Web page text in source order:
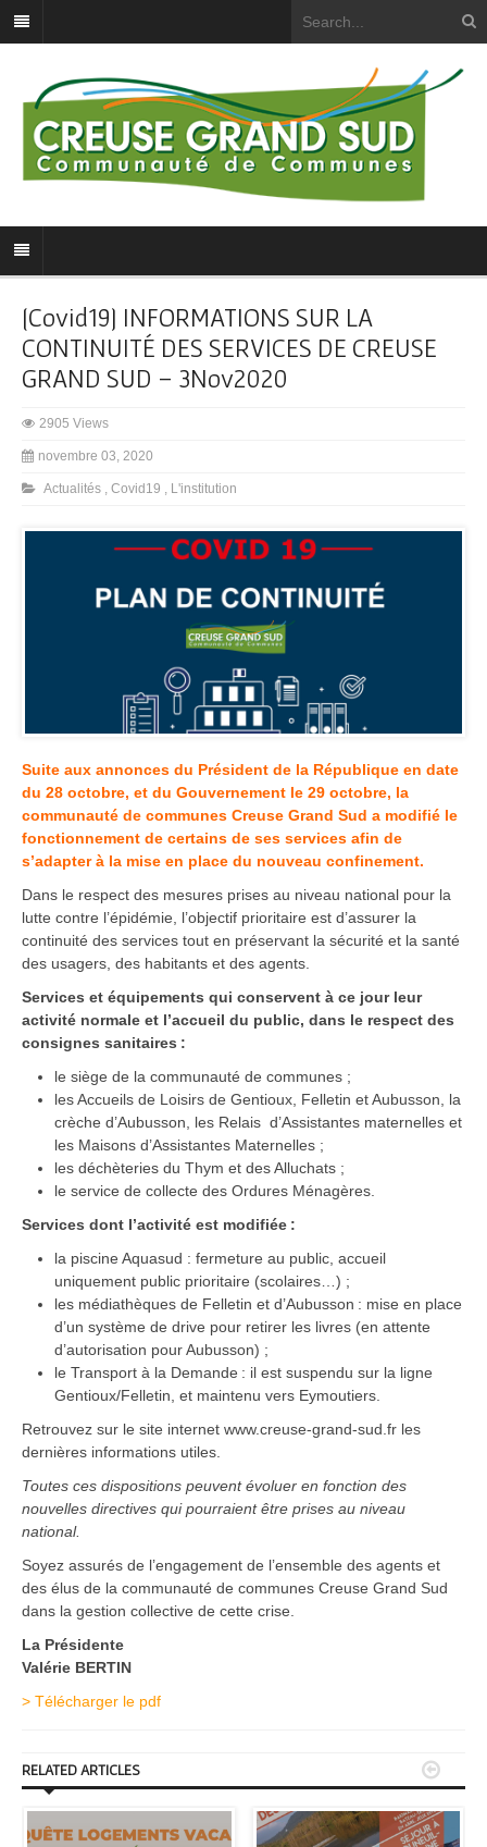
[Covid19] INFORMATIONS SUR LA
CONTINUITÉ DES SERVICES DE CREUSE
GRAND SUD – 3Nov2020
2905 Views
novembre 03, 2020
Actualités , Covid19 , L'institution
Suite aux annonces du Président de la République en date
du 28 octobre, et du Gouvernement le 29 octobre, la
communauté de communes Creuse Grand Sud a modifié le
fonctionnement de certains de ses services afin de
s’adapter à la mise en place du nouveau confinement.
Dans le respect des mesures prises au niveau national pour la
lutte contre l’épidémie, l’objectif prioritaire est d’assurer la
continuité des services tout en préservant la sécurité et la santé
des usagers, des habitants et des agents.
Services et équipements qui conservent à ce jour leur
activité normale et l’accueil du public, dans le respect des
consignes sanitaires :
le siège de la communauté de communes ;
les Accueils de Loisirs de Gentioux, Felletin et Aubusson, la
crèche d’Aubusson, les Relais d’Assistantes maternelles et
les Maisons d’Assistantes Maternelles ;
les déchèteries du Thym et des Alluchats ;
le service de collecte des Ordures Ménagères.
Services dont l’activité est modifiée :
la piscine Aquasud : fermeture au public, accueil
uniquement public prioritaire (scolaires…) ;
les médiathèques de Felletin et d’Aubusson : mise en place
d’un système de drive pour retirer les livres (en attente
d’autorisation pour Aubusson) ;
le Transport à la Demande : il est suspendu sur la ligne
Gentioux/Felletin, et maintenu vers Eymoutiers.
Retrouvez sur le site internet www.creuse-grand-sud.fr les
dernières informations utiles.
Toutes ces dispositions peuvent évoluer en fonction des
nouvelles directives qui pourraient être prises au niveau
national.
Soyez assurés de l’engagement de l’ensemble des agents et
des élus de la communauté de communes Creuse Grand Sud
dans la gestion collective de cette crise.
La Présidente
Valérie BERTIN
> Télécharger le pdf
RELATED ARTICLES 